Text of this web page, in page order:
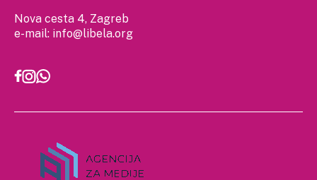
Nova cesta 4, Zagreb
e-mail: info@libela.org